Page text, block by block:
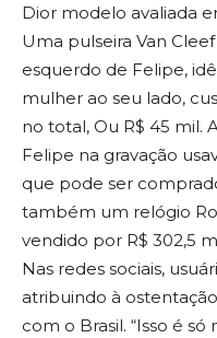
Dior modelo avaliada
Uma pulseira Van
esquerdo de Felipe,
mulher ao seu lado,
no total, Ou R$ 45 mil.
Felipe na gravação
que pode ser
também um relógio
vendido por R$ 302,5
Nas redes sociais,
atribuindo à
com o Brasil. “Isso é